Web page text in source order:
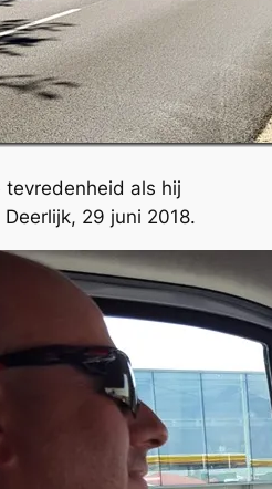
als hij
29 juni 2018.